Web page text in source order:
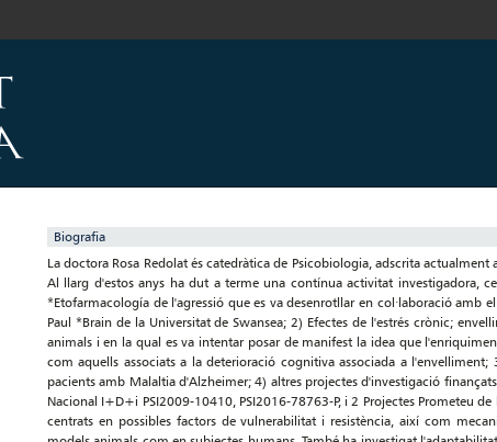
Biografia
La doctora Rosa Redolat és catedràtica de Psicobiologia, adscrita
Al llarg d'estos anys ha dut a terme una contínua activitat investigadora,
*Etofarmacología de l'agressió que es va desenrotllar en col·laboració amb
Paul *Brain de la Universitat de Swansea; 2) Efectes de l'estrés crònic;
animals i en la qual es va intentar posar de manifest la idea que
com aquells associats a la deterioració cognitiva associada a
pacients amb Malaltia d'Alzheimer; 4) altres projectes d'investigació
Nacional I+D+i PSI2009-10410, PSI2016-78763-P, i 2 Projectes Prometeu
centrats en possibles factors de vulnerabilitat i resistència, així com